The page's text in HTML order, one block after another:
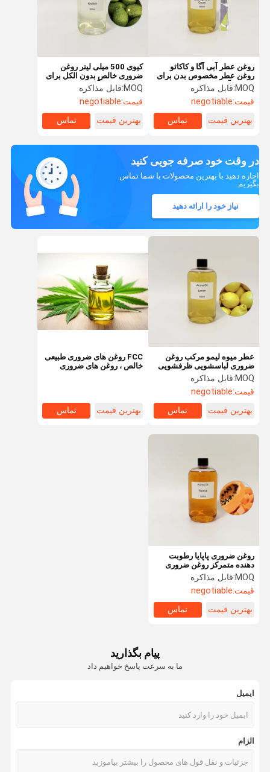
کیوی 500 میلی لیتر روغن
ضروری خالص بدون الکل برای
ساخت لوازم آرایشی
MOQ: قابل مذاکره
قیمت:negotiable
بهترین قیمت
تماس
روغن عطر آبی آگا و کاکائو
روغن عطر مخصوص بدن برای
ساخت آرایشی
MOQ: قابل مذاکره
قیمت:negotiable
بهترین قیمت
تماس
در وقت خود صرفه جویی کنید
اجازه دهید با بهترین محصولات با شما تماس
بگیریم.
نیاز خود را ارائه دهید
عطر میوه لیمو مرکب روغن
ضروری لباسشویی ظرفشویی
عطر مایع روغن های عطر
MOQ: قابل مذاکره
قیمت:negotiable
بهترین قیمت
تماس
FCC روغن های ضروری طبیعی
خالص ، روغن های ضروری
بهترین قیمت تماس
روغن ضروری پاپایا رطوبت
دهنده متمرکز روغن ضروری
برای خانه / هتل روزانه
MOQ: قابل مذاکره
قیمت:negotiable
بهترین قیمت
تماس
پیام بگذارید
ما به سرعت پاسخ خواهیم داد
ایمیل
الزام